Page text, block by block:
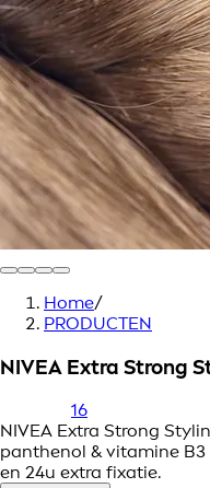
Home/
PRODUCTEN
NIVEA Extra Strong
16
NIVEA Extra Strong
panthenol & vitamine
en 24u extra fixatie.